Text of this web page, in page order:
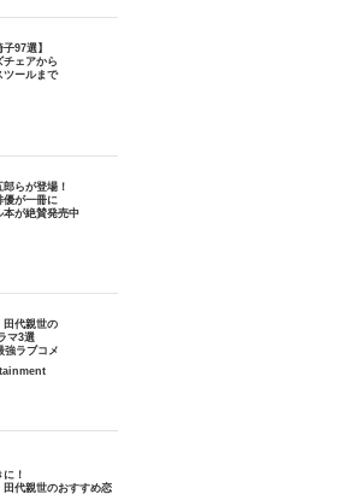
97選】
チェアから
ツールまで
らが登場！
優が一冊に
本が絶賛発売中
田代親世の
マ3選
ラブコメ
！
代親世のおすすめ恋